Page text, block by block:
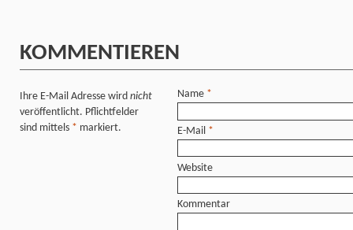
KOMMENTIEREN
Ihre E-Mail Adresse wird nicht
veröffentlicht. Pflichtfelder
sind mittels * markiert.
Name *
E-Mail *
Website
Kommentar